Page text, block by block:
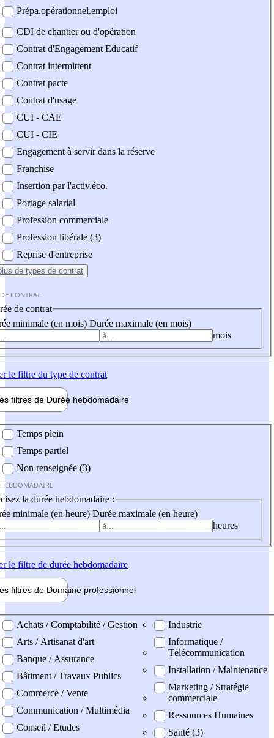
Prépa.opérationnel.emploi
CDI de chantier ou d'opération
Contrat d'Engagement Educatif
Contrat intermittent
Contrat pacte
Contrat d'usage
CUI - CAE
CUI - CIE
Engagement à servir dans la réserve
Franchise
Insertion par l'activ.éco.
Portage salarial
Profession commerciale
Profession libérale (3)
Reprise d'entreprise
de types de contrat
CONTRAT
de contrat
minimale (en mois) Durée maximale (en mois)
mois
le filtre du type de contrat
filtres de Durée hebdomadaire
Temps plein
Temps partiel
Non renseignée (3)
la durée hebdomadaire :
minimale (en heure) Durée maximale (en heure)
heures
le filtre de durée hebdomadaire
filtres de Domaine professionnel
professionel
Achats / Comptabilité / Gestion
Arts / Artisanat d'art
Banque / Assurance
Bâtiment / Travaux Publics
Commerce / Vente
Communication / Multimédia
Conseil / Etudes
Industrie
Informatique /
Télécommunication
Installation / Maintenance
Marketing / Stratégie
commerciale
Ressources Humaines
Santé (3)